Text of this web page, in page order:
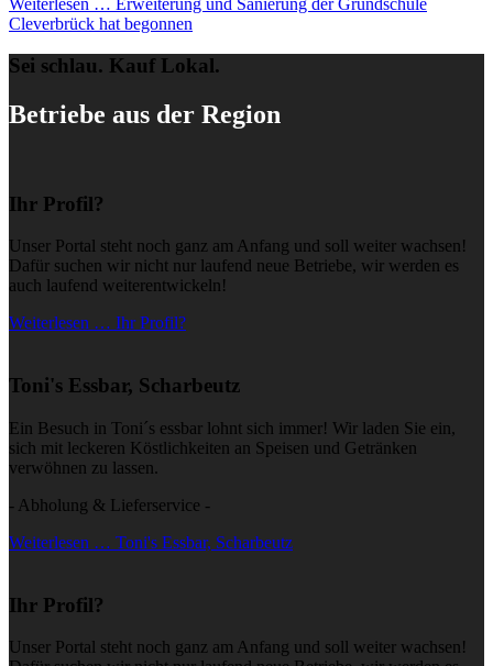
Cleverbrück hat begonnen
Sei schlau. Kauf Lokal.
Betriebe aus der Region
Ihr Profil?
Unser Portal steht noch ganz am Anfang und soll weiter wachsen!
Dafür suchen wir nicht nur laufend neue Betriebe, wir werden es
auch laufend weiterentwickeln!
Weiterlesen … Ihr Profil?
Toni's Essbar, Scharbeutz
Ein Besuch in Toni´s essbar lohnt sich immer! Wir laden Sie ein,
sich mit leckeren Köstlichkeiten an Speisen und Getränken
verwöhnen zu lassen.
- Abholung & Lieferservice -
Weiterlesen … Toni's Essbar, Scharbeutz
Ihr Profil?
Unser Portal steht noch ganz am Anfang und soll weiter wachsen!